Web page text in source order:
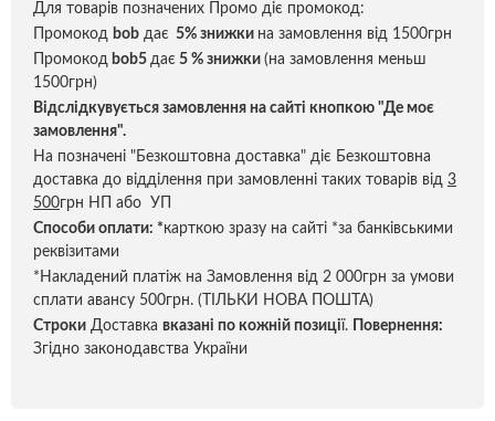
Для товарів позначених Промо діє промокод:
Промокод bob дає 5% знижки на замовлення від 1500грн
Промокод bob5 дає 5 % знижки (на замовлення меньш
1500грн)
Відслідкувується замовлення на сайті кнопкою "Де моє
замовлення".
На позначені "Безкоштовна доставка" діє Безкоштовна
доставка до відділення при замовленні таких товарів від 3
500грн НП або УП
Способи оплати: *карткою зразу на сайті *за банківськими
реквізитами
*Накладений платіж на Замовлення від 2 000грн за умови
сплати авансу 500грн. (ТІЛЬКИ НОВА ПОШТА)
Строки Доставка вказані по кожній позиції.
Повернення:
Згідно законодавства України